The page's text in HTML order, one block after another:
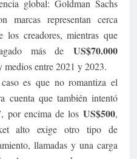
global: Goldman Sachs
marcas representan cerca
creadores, mientras que
más de US$70.000
medios entre 2021 y 2023.
es que no romantiza el
cuenta que también intentó
por encima de los US$500,
alto exige otro tipo de
llamadas y una carga